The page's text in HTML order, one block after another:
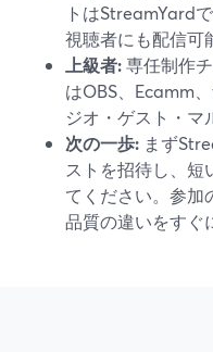
トはStreamYard
視聴者にも配信可
上級者:専任制作
はOBS、Ecamm
ジオ・ゲスト・マ
次の一歩: まず
ストを招待し、短
てください。参加
品質の違いをすぐ